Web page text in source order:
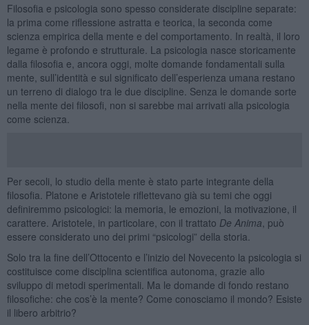
Filosofia e psicologia sono spesso considerate discipline separate:
la prima come riflessione astratta e teorica, la seconda come
scienza empirica della mente e del comportamento. In realtà, il loro
legame è profondo e strutturale. La psicologia nasce storicamente
dalla filosofia e, ancora oggi, molte domande fondamentali sulla
mente, sull’identità e sul significato dell’esperienza umana restano
un terreno di dialogo tra le due discipline. Senza le domande sorte
nella mente dei filosofi, non si sarebbe mai arrivati alla psicologia
come scienza.
Per secoli, lo studio della mente è stato parte integrante della
filosofia. Platone e Aristotele riflettevano già su temi che oggi
definiremmo psicologici: la memoria, le emozioni, la motivazione, il
carattere. Aristotele, in particolare, con il trattato De Anima , può
essere considerato uno dei primi “psicologi” della storia.
Solo tra la fine dell’Ottocento e l’inizio del Novecento la psicologia si
costituisce come disciplina scientifica autonoma, grazie allo
sviluppo di metodi sperimentali. Ma le domande di fondo restano
filosofiche: che cos’è la mente? Come conosciamo il mondo? Esiste
il libero arbitrio?